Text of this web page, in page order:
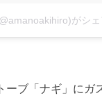
がシ
ーブ「ナギ」にガ